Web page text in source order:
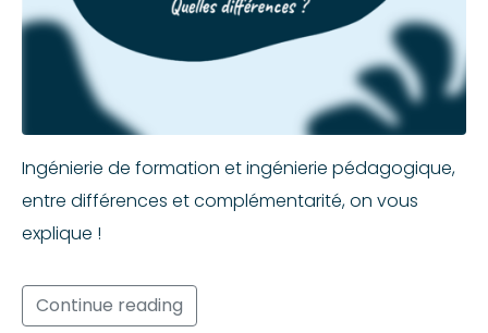
Ingénierie de formation et ingénierie pédagogique,
entre différences et complémentarité, on vous
explique !
Continue reading